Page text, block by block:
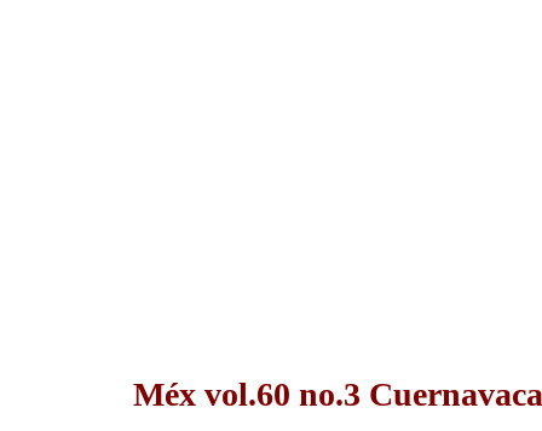
Méx vol.60 no.3